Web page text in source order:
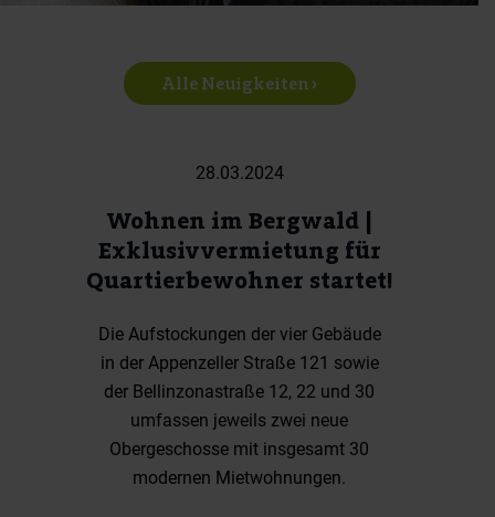
Alle Neuigkeiten ›
28.03.2024
Wohnen im Bergwald |
Exklusivvermietung für
Quartierbewohner startet!
Die Aufstockungen der vier Gebäude
in der Appenzeller Straße 121 sowie
der Bellinzonastraße 12, 22 und 30
umfassen jeweils zwei neue
Obergeschosse mit insgesamt 30
modernen Mietwohnungen.